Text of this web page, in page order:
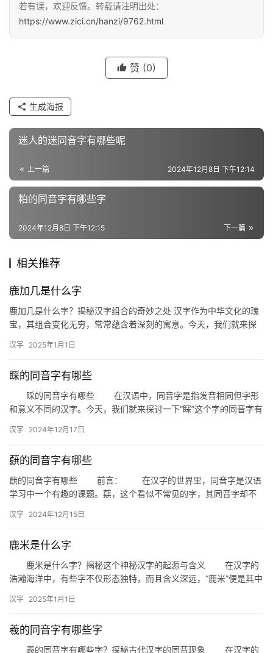
组
反
义
词
近
义
词
组
词
拼
音
若有误，欢迎反馈。转载请注明出处：
https://www.zici.cn/hanzi/9762.html
赞 (0)
生成海报
迷人的迷同音字有哪些呢
上一篇 2024年12月8日 下午12:14
粕的同音字有哪些字
下一篇
2024年12月8日 下午12:15
相关推荐
鹿加几是什么字
鹿加几是什么字？揭秘汉字组合的奇妙之处 汉字作为中华文化的瑰
宝，其组合变化无穷，常常蕴含着深刻的寓意。今天，我们就来探
更…
汉字 2025年1月1日
睬的同音字有哪些
睬的同音字有哪些 在汉语中，同音字是指发音相同但字形
和意义不同的汉字。今天，我们就来探讨一下“睬”这个字的同音字有
汉字 2024年12月17日
蕻的同音字有哪些
蕻的同音字有哪些 前言： 在汉字的世界里，同音字是汉语
学习中一个有趣的课题。蕻，这个看似不常见的字，其同音字却不
汉字 2024年12月15日
鹿米是什么字
鹿米是什么字？揭秘这个神秘汉字的起源与含义 在汉字的
浩瀚海洋中，有些字不仅形态独特，而且含义深远，“鹿米”便是其中
汉字 2025年1月1日
羲的同音字有哪些字
羲的同音字有哪些字？探秘古代汉字的同音现象 在汉字的